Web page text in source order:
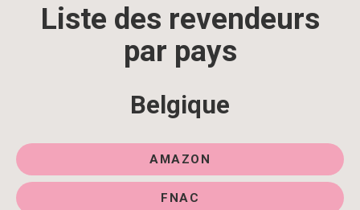
Liste des revendeurs
par pays
Belgique
AMAZON
FNAC